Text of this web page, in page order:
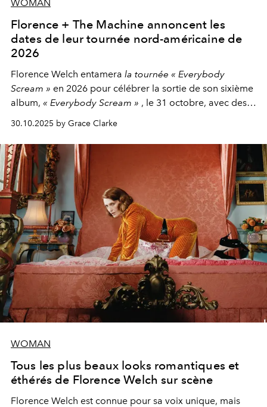
WOMAN
Florence + The Machine annoncent les
dates de leur tournée nord-américaine de
2026
Florence Welch entamera la tournée « Everybody
Scream » en 2026 pour célébrer la sortie de son sixième
album, « Everybody Scream » , le 31 octobre, avec des
30.10.2025 by Grace Clarke
WOMAN
Tous les plus beaux looks romantiques et
éthérés de Florence Welch sur scène
Florence Welch est connue pour sa voix unique, mais